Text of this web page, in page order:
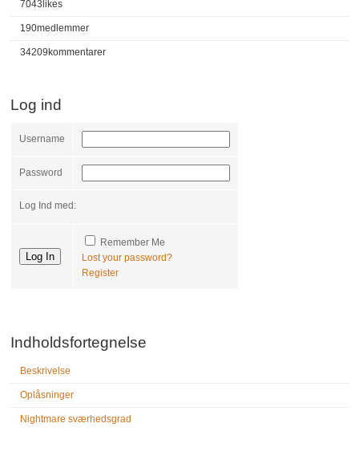
7043 likes
190medlemmer
34209 kommentarer
Log ind
Username
Password
Log Ind med:
Remember Me
Lost your password?
Register
Indholdsfortegnelse
Beskrivelse
Oplåsninger
Nightmare sværhedsgrad